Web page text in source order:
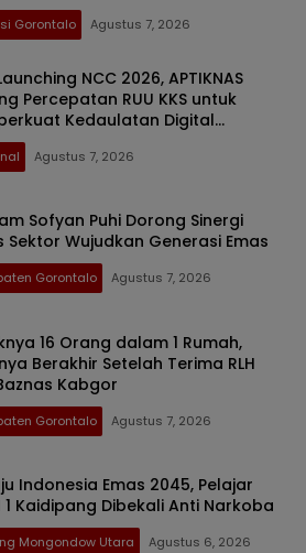
Gorontalo Agustus 7, 2026
NCC 2026, APTIKNAS
Percepatan RUU KKS untuk
Kedaulatan Digital
Agustus 7, 2026
Sofyan Puhi Dorong Sinergi
Sektor Wujudkan Generasi Emas
Gorontalo Agustus 7, 2026
16 Orang dalam 1 Rumah,
Berakhir Setelah Terima RLH
Kabgor
Gorontalo Agustus 7, 2026
Indonesia Emas 2045, Pelajar
1 Kaidipang Dibekali Anti Narkoba
Mongondow Utara Agustus 6, 2026